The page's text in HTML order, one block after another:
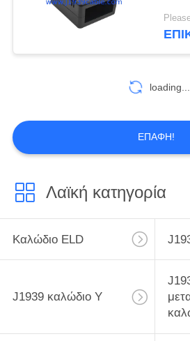
loading...
ΕΠΑΦΉ!
Λαϊκή κατηγορία
Καλώδιο ELD
J1939 καλώδιο Υ